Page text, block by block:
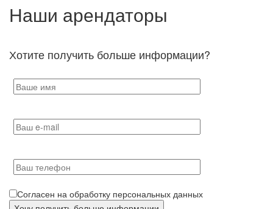
Наши арендаторы
Хотите получить больше информации?
Согласен на обработку персональных данных